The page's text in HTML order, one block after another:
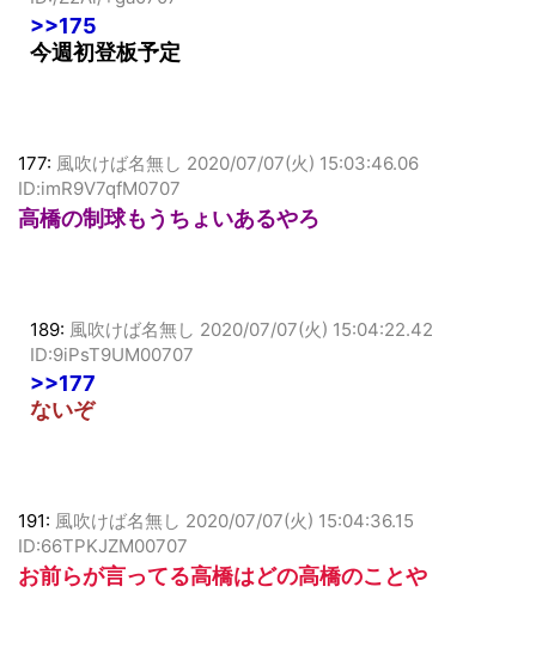
ID:/Z2Al/+ga0707
>>175
今週初登板予定
177: 風吹けば名無し 2020/07/07(火) 15:03:46.06
ID:imR9V7qfM0707
高橋の制球もうちょいあるやろ
189: 風吹けば名無し 2020/07/07(火) 15:04:22.42
ID:9iPsT9UM00707
>>177
ないぞ
191: 風吹けば名無し 2020/07/07(火) 15:04:36.15
ID:66TPKJZM00707
お前らが言ってる高橋はどの高橋のことや